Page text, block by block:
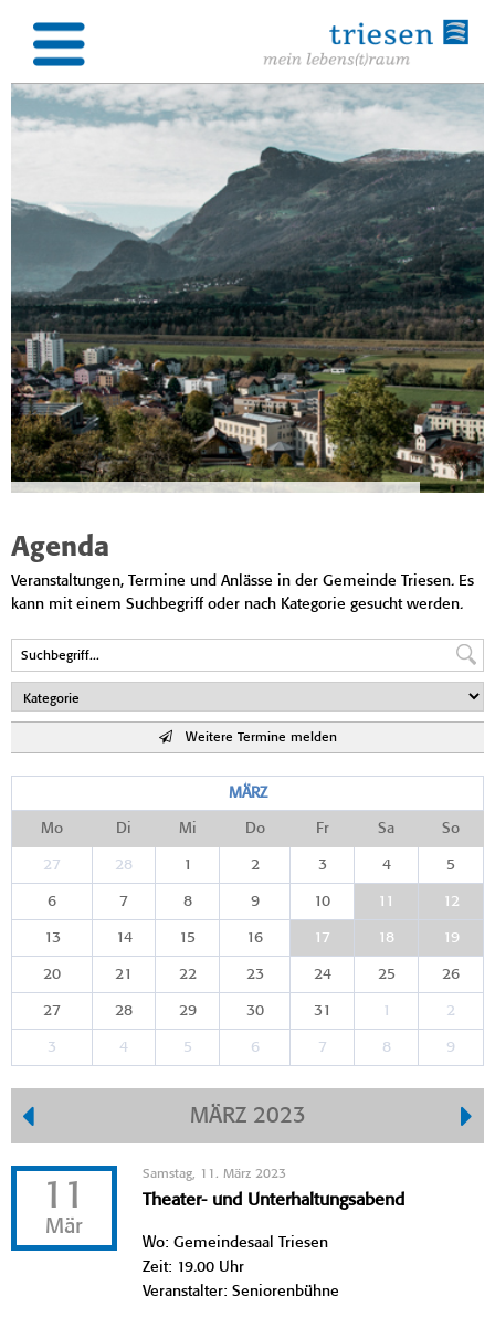
Agenda
Veranstaltungen, Termine und Anlässe in der Gemeinde Triesen. Es
kann mit einem Suchbegriff oder nach Kategorie gesucht werden.
Weitere Termine melden
MÄRZ
Mo Di Mi Do Fr Sa So
27 28 1 2 3 4 5
6 7 8 9 10 11 12
13 14 15 16 17 18 19
20 21 22 23 24 25 26
27 28 29 30 31 1 2
3 4 5 6 7 8 9
MÄRZ 2023
11
Mär
Samstag, 11. März 2023
Theater- und Unterhaltungsabend
Wo: Gemeindesaal Triesen
Zeit: 19.00 Uhr
Veranstalter: Seniorenbühne